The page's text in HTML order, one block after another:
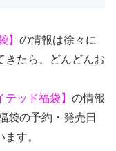
】 の情報は徐々に
きたら、どんどんお
テッド福袋】 の情報
袋の予約・発売日
す。